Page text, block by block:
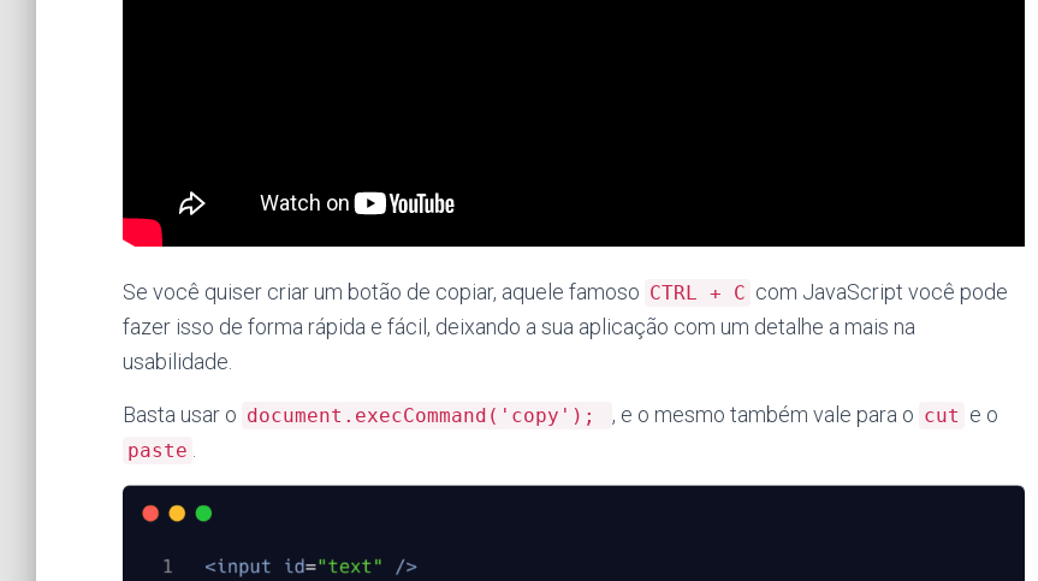
Se você quiser criar um botão de copiar, aquele famoso CTRL + C com JavaScript você pode
fazer isso de forma rápida e fácil, deixando a sua aplicação com um detalhe a mais na
usabilidade.
Basta usar o document.execCommand('copy'); , e o mesmo também vale para o cut e o
paste